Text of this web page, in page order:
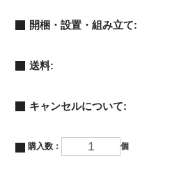
開梱・設置・組み立て:
送料:
キャンセルについて:
購入数： 個